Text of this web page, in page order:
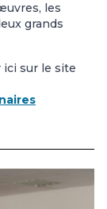
les
grands
ici sur le site